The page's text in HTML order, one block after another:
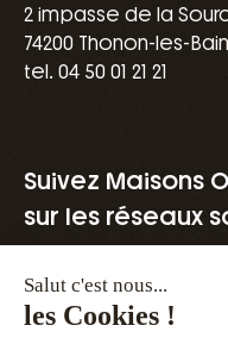
2 impasse de la
74200 Thonon-les-
tel. 04 50 01 21 21
Suivez Maisons
sur les réseaux